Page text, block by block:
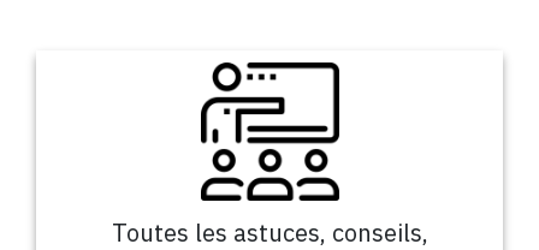
Toutes les astuces, conseils,